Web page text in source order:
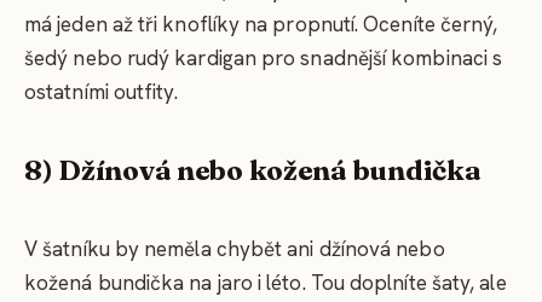
má jeden až tři knoflíky na propnutí. Oceníte černý,
šedý nebo rudý kardigan pro snadnější kombinaci s
ostatními outfity.
8) Džínová nebo kožená bundička
V šatníku by neměla chybět ani džínová nebo
kožená bundička na jaro i léto. Tou doplníte šaty, ale